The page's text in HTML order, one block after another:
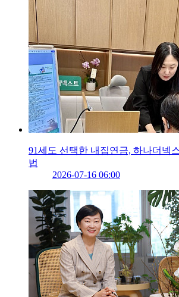
91세도 선택한 내집연금, 하나더넥
법
2026-07-16 06:00